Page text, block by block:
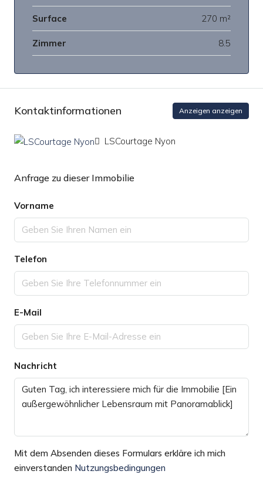
Surface 270 m²
Zimmer 8.5
Kontaktinformationen Anzeigen anzeigen
LSCourtage Nyon
Anfrage zu dieser Immobilie
Vorname
Telefon
E-Mail
Nachricht
Mit dem Absenden dieses Formulars erkläre ich mich
einverstanden Nutzungsbedingungen